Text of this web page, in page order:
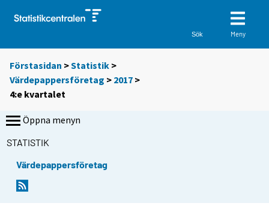
Sök Meny
Förstasidan >Statistik >
Värdepappersföretag > 2017 >
4:e kvartalet
Öppna menyn
STATISTIK
Värdepappersföretag